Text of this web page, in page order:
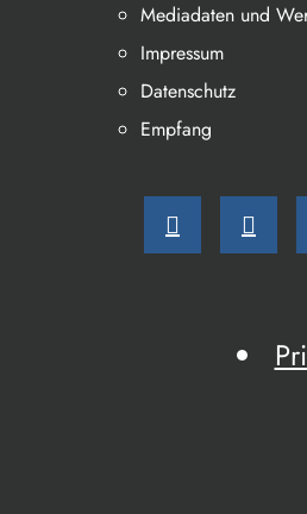
Mediadaten und
Impressum
Datenschutz
Empfang